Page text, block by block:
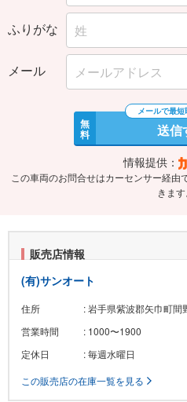
ふりがな
メール
無
料 送信
情報提供：
この車両のお問合せはカーセンサー経
きます
販売店情報
(有)サンオート
住所
: 岩手県紫波郡矢巾町間
営業時間
: 1000〜1900
定休日
: 毎週水曜日
この販売店の在庫一覧を見る